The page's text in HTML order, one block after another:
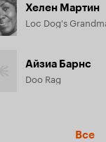
Хелен Мартин
Loc Dog's
Айзиа Барнс
Doo Rag
Все